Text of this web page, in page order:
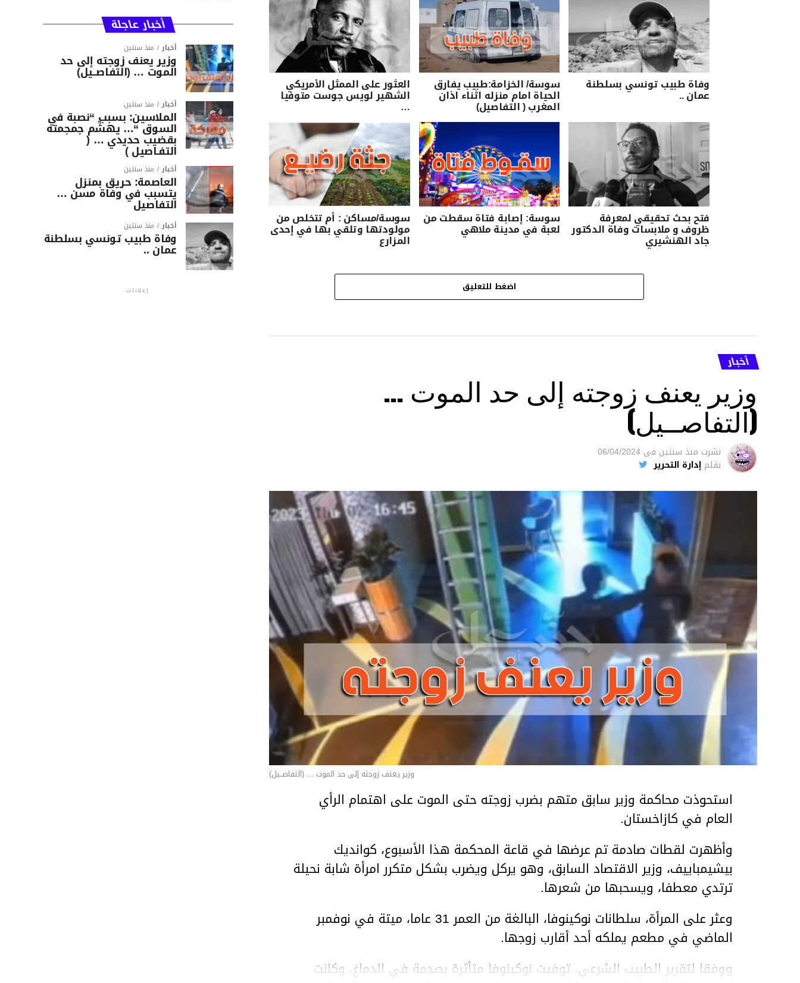
وفاة طبيب تونسي بسلطنة
عمان ..
سوسة/ الخزامة:طبيب يفارق
الحياة امام منزله اثناء اذان
المغرب ( التفاصيل)
العثور على الممثل الأمريكي
الشهير لويس جوست متوفيا
…
فتح بحث تحقيقي لمعرفة
ظروف و ملابسات وفاة الدكتور
جاد الهنشيري
سوسة: إصابة فتاة سقطت من
لعبة في مدينة ملاهي
سوسة/مساكن : أم تتخلص من
مولودتها وتلقي بها في إحدى
المزارع
اضغط للتعليق
أخبار
وزير يعنف زوجته إلى حد الموت …
(التفاصــيل)
نشرت منذ سنتين فى 06/04/2024
بقلم إدارة التحرير
وزير يعنف زوجته إلى حد الموت ... (التفاصــيل)
استحوذت محاكمة وزير سابق متهم بضرب زوجته حتى الموت على اهتمام الرأي
العام في كازاخستان.
وأظهرت لقطات صادمة تم عرضها في قاعة المحكمة هذا الأسبوع، كوانديك
بيشيمباييف، وزير الاقتصاد السابق، وهو يركل ويضرب بشكل متكرر امرأة شابة نحيلة
ترتدي معطفا، ويسحبها من شعرها.
وعثر على المرأة، سلطانات نوكينوفا، البالغة من العمر 31 عاما، ميتة في نوفمبر
الماضي في مطعم يملكه أحد أقارب زوجها.
ووفقا لتقرير الطبيب الشرعي، توفيت نوكينوفا متأثرة بصدمة في الدماغ، وكانت
أخبار عاجلة
أخبار منذ سنتين
وزير يعنف زوجته إلى حد
الموت … (التفاصــيل)
أخبار منذ سنتين
الملاسين: بسبب “نصبة في
السوق “… يهشّم جمجمته
بقضيب حديدي … (
التفـاصيل )
أخبار منذ سنتين
العاصمة: حريق بمنزل
يتسبب في وفاة مسن …
التفاصيل
أخبار منذ سنتين
وفاة طبيب تونسي بسلطنة
عمان ..
إعلانات